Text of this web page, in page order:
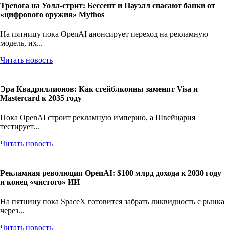
Тревога на Уолл-стрит: Бессент и Пауэлл спасают банки от
«цифрового оружия» Mythos
На пятницу пока OpenAI анонсирует переход на рекламную
модель, их...
Читать новость
Эра Квадриллионов: Как стейблкоины заменят Visa и
Mastercard к 2035 году
Пока OpenAI строит рекламную империю, а Швейцария
тестирует...
Читать новость
Рекламная революция OpenAI: $100 млрд дохода к 2030 году
и конец «чистого» ИИ
На пятницу пока SpaceX готовится забрать ликвидность с рынка
через...
Читать новость